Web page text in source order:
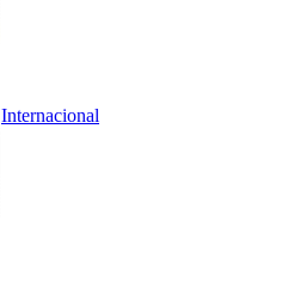
Internacional